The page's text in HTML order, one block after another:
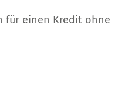
für einen Kredit ohne